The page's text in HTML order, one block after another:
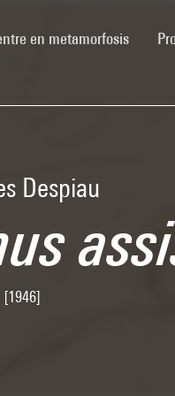
en metamorfosis
Despiau
[1946]